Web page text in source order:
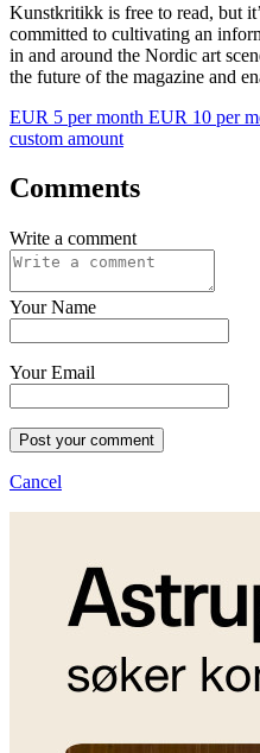
Kunstkritikk is free to read, but
committed to cultivating an
in and around the Nordic art
the future of the magazine and
EUR 5 per month EUR 10 per
custom amount
Comments
Write a comment
Your Name
Your Email
Post your comment
Cancel